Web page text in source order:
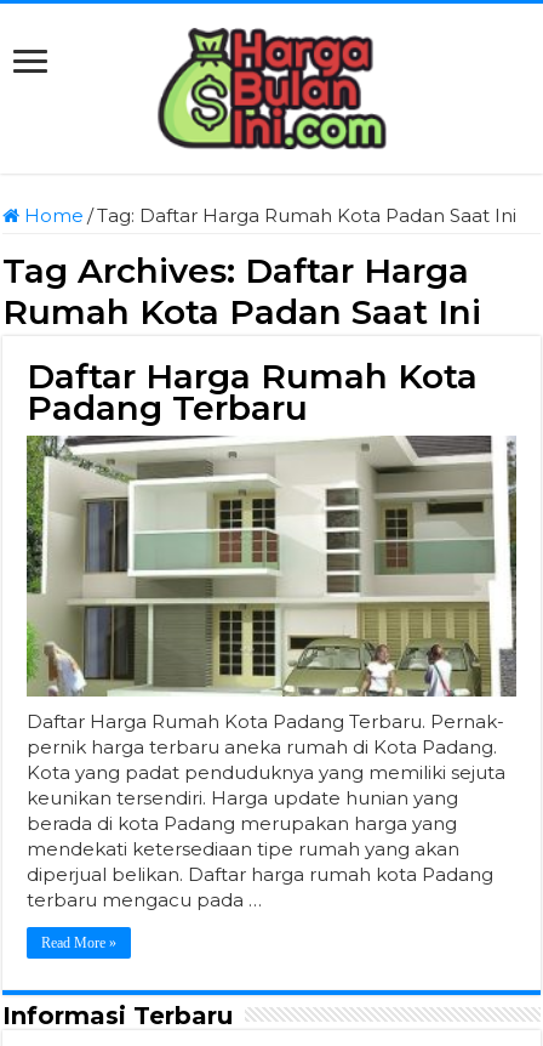
Home /Tag: Daftar Harga Rumah Kota Padan Saat Ini
Tag Archives: Daftar Harga
Rumah Kota Padan Saat Ini
Daftar Harga Rumah Kota
Padang Terbaru
Daftar Harga Rumah Kota Padang Terbaru. Pernak-
pernik harga terbaru aneka rumah di Kota Padang.
Kota yang padat penduduknya yang memiliki sejuta
keunikan tersendiri. Harga update hunian yang
berada di kota Padang merupakan harga yang
mendekati ketersediaan tipe rumah yang akan
diperjual belikan. Daftar harga rumah kota Padang
terbaru mengacu pada …
Read More »
Informasi Terbaru